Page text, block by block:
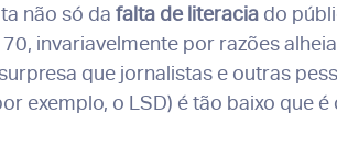
não só da falta de literacia do
invariavelmente por razões
que jornalistas e outras
exemplo, o LSD) é tão baixo que